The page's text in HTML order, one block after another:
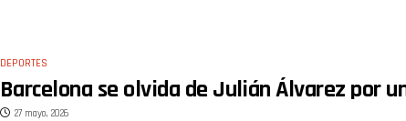
DEPORTES
Barcelona se olvida de Julián Álvarez por
27 mayo, 2026